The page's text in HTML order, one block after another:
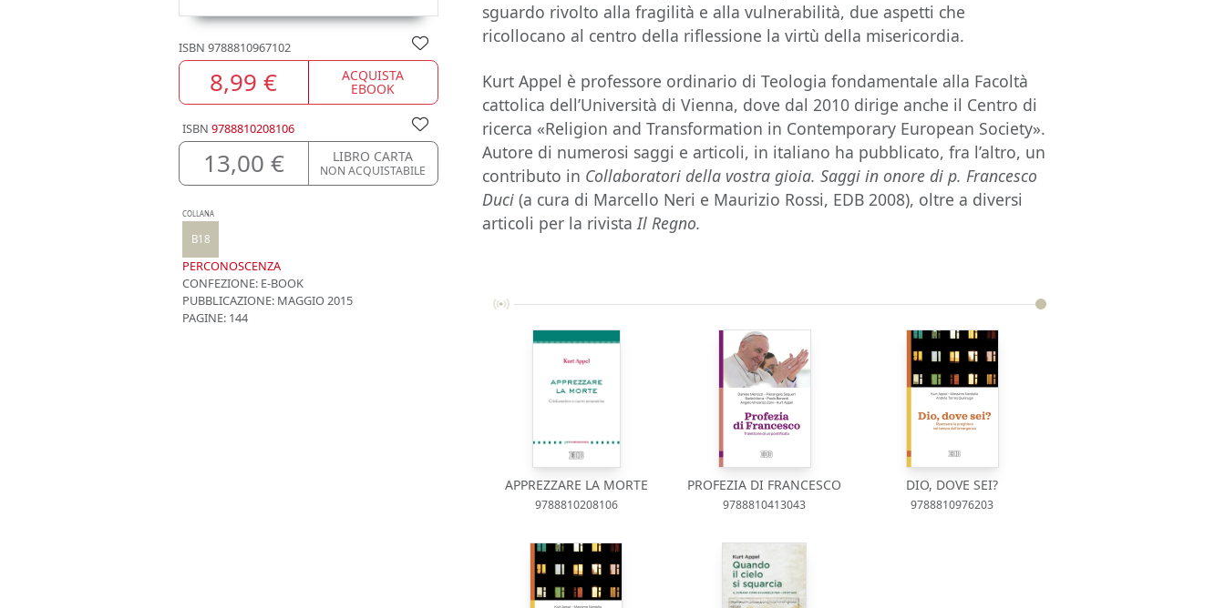
ISBN 9788810967102
8,99 € ACQUISTA
EBOOK
ISBN 9788810208106
13,00 € LIBRO CARTA
NON ACQUISTABILE
COLLANA
B18
PERCONOSCENZA
CONFEZIONE: E-BOOK
PUBBLICAZIONE: MAGGIO 2015
PAGINE: 144
sguardo rivolto alla fragilità e alla vulnerabilità, due aspetti che
ricollocano al centro della riflessione la virtù della misericordia.
Kurt Appel è professore ordinario di Teologia fondamentale alla Facoltà
cattolica dell’Università di Vienna, dove dal 2010 dirige anche il Centro di
ricerca «Religion and Transformation in Contemporary European Society».
Autore di numerosi saggi e articoli, in italiano ha pubblicato, fra l’altro, un
contributo in Collaboratori della vostra gioia. Saggi in onore di p. Francesco
Duci (a cura di Marcello Neri e Maurizio Rossi, EDB 2008), oltre a diversi
articoli per la rivistaIl Regno.
APPREZZARE LA MORTE
9788810208106
PROFEZIA DI FRANCESCO
9788810413043
DIO, DOVE SEI?
9788810976203